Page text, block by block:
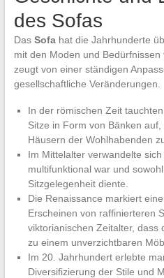
des Sofas
Das Sofahat die Jahrhunderte
mit den Moden und
zeugt von einer ständigen
gesellschaftliche Veränderungen.
In der römischen Zeit
Sitze in Form von Bänken
Häusern der Wohlhabenden
Im Mittelalter verwandelte
multifunktional war und
Sitzgelegenheit diente.
Die Renaissance markiert
Erscheinen von raffinierteren
viktorianischen Zeitalter, dass
zu einem unverzichtbaren
Im 20. Jahrhundert erlebte
Diversifizierung der Stile und